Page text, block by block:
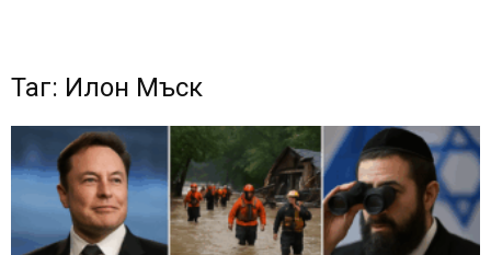
Таг: Илон Мъск